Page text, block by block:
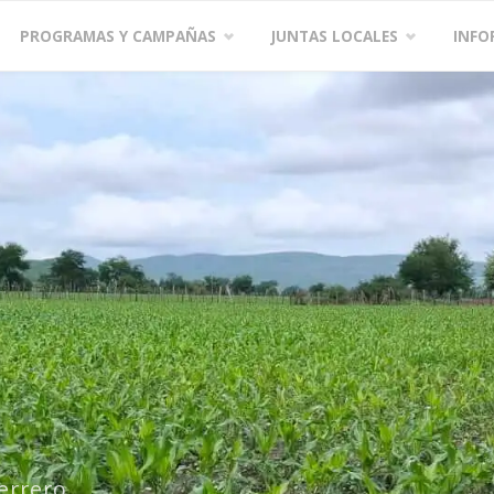
PROGRAMAS Y CAMPAÑAS JUNTAS LOCALES